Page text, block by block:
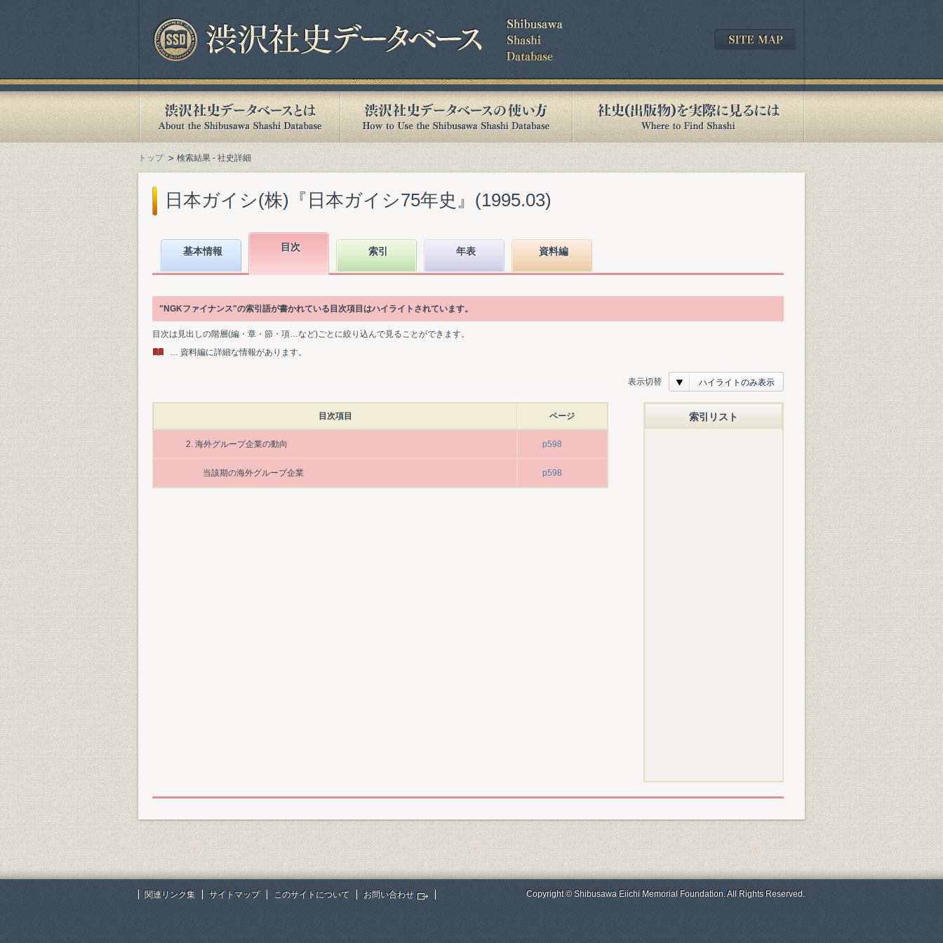
トップ 検索結果 - 社史詳細
日本ガイシ(株)『日本ガイシ75年史』(1995.03)
基本情報 目次 索引 年表 資料編
"NGKファイナンス"の索引語が書かれている目次項目はハイライトされています。
目次は見出しの階層(編・章・節・項…など)ごとに絞り込んで見ることができます。
… 資料編に詳細な情報があります。
表示切替 ハイライトのみ表示
目次項目 ページ
2. 海外グループ企業の動向 p598
当該期の海外グループ企業 p598
索引リスト
関連リンク集 サイトマップ このサイトについて お問い合わせ Copyright © Shibusawa Eiichi Memorial Foundation. All Rights Reserved.